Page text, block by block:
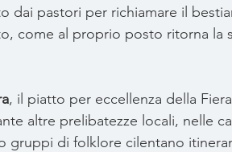
dai pastori per richiamare il
come al proprio posto ritorna la
, il piatto per eccellenza della
altre prelibatezze locali, nelle
gruppi di folklore cilentano